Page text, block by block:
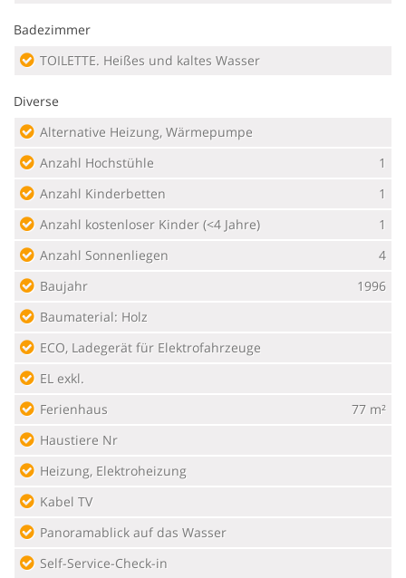
Badezimmer
TOILETTE. Heißes und kaltes Wasser
Diverse
Alternative Heizung, Wärmepumpe
Anzahl Hochstühle
1
Anzahl Kinderbetten
1
Anzahl kostenloser Kinder (<4 Jahre)
1
Anzahl Sonnenliegen
4
Baujahr
1996
Baumaterial: Holz
ECO, Ladegerät für Elektrofahrzeuge
EL exkl.
Ferienhaus
77 m²
Haustiere Nr
Heizung, Elektroheizung
Kabel TV
Panoramablick auf das Wasser
Self-Service-Check-in